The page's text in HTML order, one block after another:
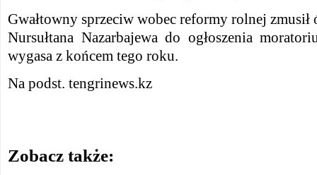
Gwałtowny sprzeciw wobec reformy rolnej zmusił
Nursułtana Nazarbajewado ogłoszenia
wygasa z końcem tego roku.
Na podst. tengrinews.kz
Zobacz także: